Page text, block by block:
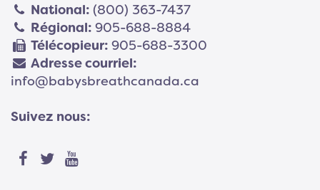
National: (800) 363-7437
Régional: 905-688-8884
Télécopieur: 905-688-3300
Adresse courriel:
info@babysbreathcanada.ca
Suivez nous: